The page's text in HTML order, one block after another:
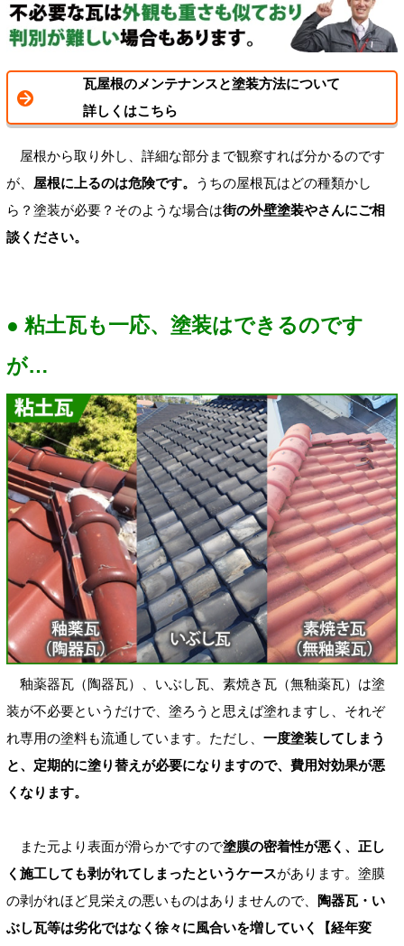
瓦屋根のメンテナンスと塗装方法について
詳しくはこちら
屋根から取り外し、詳細な部分まで観察すれば分かるのです
が、 屋根に上るのは危険です。
うちの屋根瓦はどの種類かし
ら？塗装が必要？そのような場合は街の外壁塗装やさんにご相
談ください。
● 粘土瓦も一応、塗装はできるのです
が…
釉薬器瓦（陶器瓦）、いぶし瓦、素焼き瓦（無釉薬瓦）は塗
装が不必要というだけで、塗ろうと思えば塗れますし、それぞ
れ専用の塗料も流通しています。ただし、 一度塗装してしまう
と、定期的に塗り替えが必要になりますので、費用対効果が悪
くなります。
また元より表面が滑らかですので塗膜の密着性が悪く、正し
く施工しても剥がれてしまったというケースがあります。塗膜
の剥がれほど見栄えの悪いものはありませんので、
陶器瓦・い
ぶし瓦等は劣化ではなく徐々に風合いを増していく【経年変